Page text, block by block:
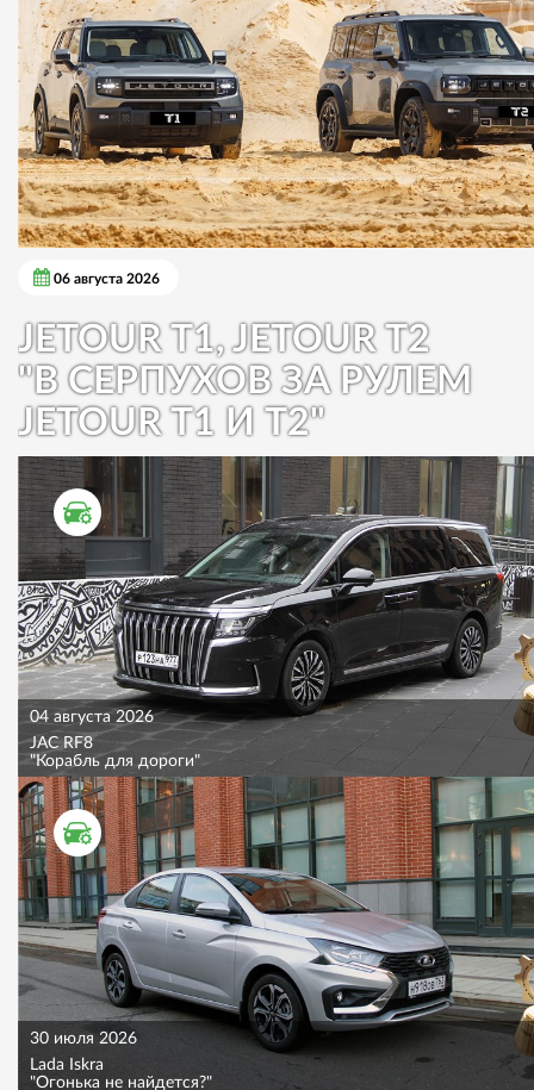
06 августа 2026
JETOUR T1, JETOUR T2
"В СЕРПУХОВ ЗА РУЛЕМ
JETOUR T1 И T2"
ТЕСТ ДРАЙВ
04 августа 2026
JAC RF8
"Корабль для дороги"
ТЕСТ ДРАЙВ
30 июля 2026
Lada Iskra
"Огонька не найдется?"